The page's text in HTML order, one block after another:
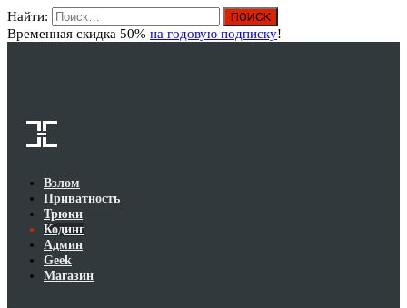
Найти:
Временная скидка 50% на годовую подписку!
Взлом
Приватность
Трюки
Кодинг
Админ
Geek
Магазин